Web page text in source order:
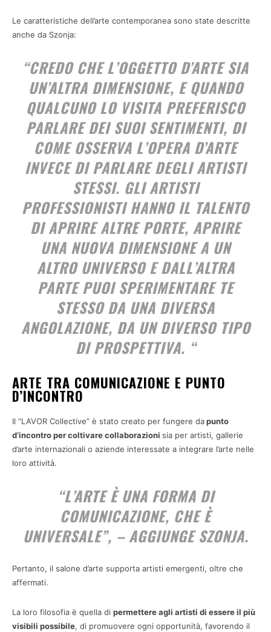
Le caratteristiche dell’arte contemporanea sono state descritte
anche da Szonja:
“CREDO CHE L’OGGETTO D’ARTE SIA
UN’ALTRA DIMENSIONE, E QUANDO
QUALCUNO LO VISITA PREFERISCO
PARLARE DEI SUOI SENTIMENTI, DI
COME OSSERVA L’OPERA D’ARTE
INVECE DI PARLARE DEGLI ARTISTI
STESSI. GLI ARTISTI
PROFESSIONISTI HANNO IL TALENTO
DI APRIRE ALTRE PORTE, APRIRE
UNA NUOVA DIMENSIONE A UN
ALTRO UNIVERSO E DALL’ALTRA
PARTE PUOI SPERIMENTARE TE
STESSO DA UNA DIVERSA
ANGOLAZIONE, DA UN DIVERSO TIPO
DI PROSPETTIVA. “
ARTE TRA COMUNICAZIONE E PUNTO
D’INCONTRO
Il “LAVOR Collective” è stato creato per fungere dapunto
d’incontro per coltivare collaborazioni sia per artisti, gallerie
d’arte internazionali o aziende interessate a integrare l’arte nelle
loro attività.
“L’ARTE È UNA FORMA DI
COMUNICAZIONE, CHE È
UNIVERSALE”, – AGGIUNGE SZONJA.
Pertanto, il salone d’arte supporta artisti emergenti, oltre che
affermati.
La loro filosofia è quella di permettere agli artisti di essere il più
visibili possibile, di promuovere ogni opportunità, favorendo il